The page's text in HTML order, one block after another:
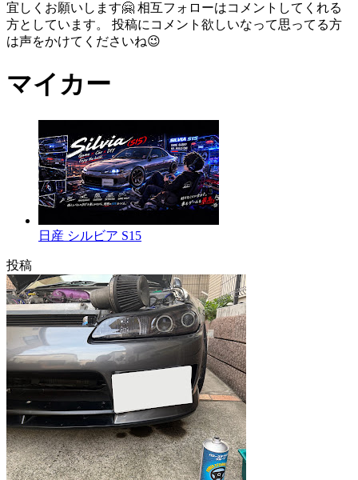
宜しくお願いします🤗 相互フォローはコメントしてくれる
方としています。 投稿にコメント欲しいなって思ってる方
は声をかけてくださいね😉
マイカー
日産 シルビア S15
投稿